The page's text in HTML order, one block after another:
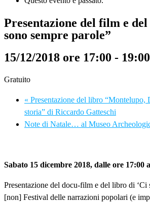
Presentazione del film e
sono sempre parole”
15/12/2018 ore 17:00 - 19:00
Gratuito
« Presentazione del libro “Montelupo,
storia” di Riccardo Gatteschi
Note di Natale… al Museo
Sabato 15 dicembre 2018, dalle ore 17:00
Presentazione del docu-film e del libro di ‘Ci
[non] Festival delle narrazioni popolari (e